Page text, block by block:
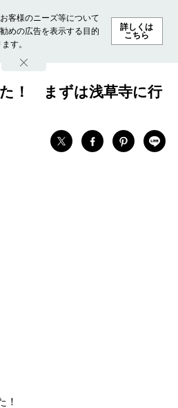
客様のニーズ等について
めの広告を表示する目的
す。
詳しくは
こちら
ンキング ファッション ビューテ
！ まずは浅草寺に行
！